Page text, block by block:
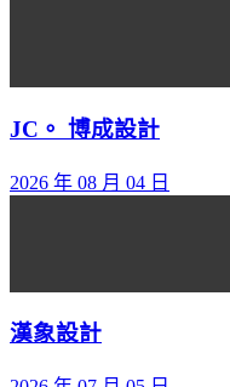
JC。 博成設計
2026 年 08 月 04 日
漢象設計